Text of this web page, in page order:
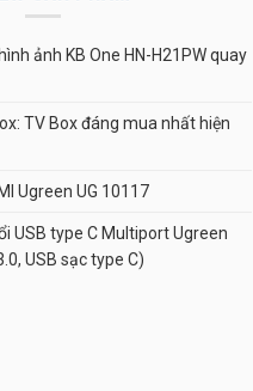
ảnh KB One HN-H21PW quay
TV Box đáng mua nhất hiện
Ugreen UG 10117
USB type C Multiport Ugreen
USB sạc type C)